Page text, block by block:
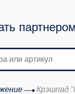
партнером
Крэшпад